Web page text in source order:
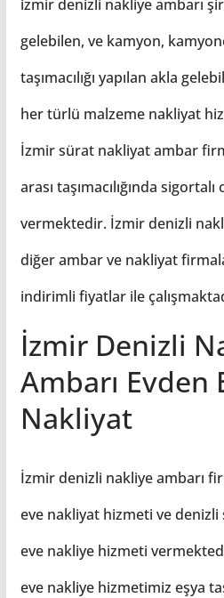
izmir denizli nakliye ambarı
gelebilen, ve kamyon,
taşımacılığı yapılan akla
her türlü malzeme nakliyat
İzmir sürat nakliyat ambar
arası taşımacılığında
vermektedir. İzmir denizli
diğer ambar ve nakliyat
indirimli fiyatlar ile
İzmir Denizli
Ambarı Evden
Nakliyat
İzmir denizli nakliye ambarı
eve nakliyat hizmeti ve denizli
eve nakliye hizmeti
eve nakliye hizmetimiz eşya